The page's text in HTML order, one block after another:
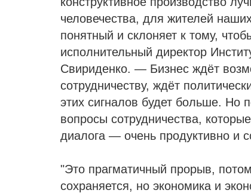
человечества, для жителей
понятный и склоняет к тому,
исполнительный директор
Свириденко. — Бизнес ждёт
сотрудничеству, ждёт
этих сигналов будет больше. Но
вопросы сотрудничества,
диалога — очень продуктивно и
"Это прагматичный прорыв,
сохраняется, но экономика и